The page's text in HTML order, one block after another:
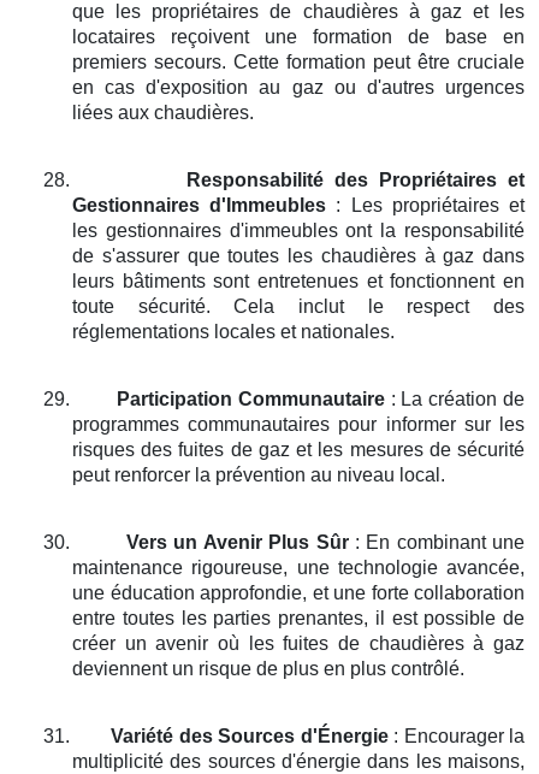
que les propriétaires de chaudières à gaz et les
locataires reçoivent une formation de base en
premiers secours. Cette formation peut être cruciale
en cas d'exposition au gaz ou d'autres urgences
liées aux chaudières.
28.
Responsabilité des Propriétaires et
Gestionnaires d'Immeubles : Les propriétaires et
les gestionnaires d'immeubles ont la responsabilité
de s'assurer que toutes les chaudières à gaz dans
leurs bâtiments sont entretenues et fonctionnent en
toute sécurité. Cela inclut le respect des
réglementations locales et nationales.
29. Participation Communautaire: La création de
programmes communautaires pour informer sur les
risques des fuites de gaz et les mesures de sécurité
peut renforcer la prévention au niveau local.
30. Vers un Avenir Plus Sûr: En combinant une
maintenance rigoureuse, une technologie avancée,
une éducation approfondie, et une forte collaboration
entre toutes les parties prenantes, il est possible de
créer un avenir où les fuites de chaudières à gaz
deviennent un risque de plus en plus contrôlé.
31. Variété des Sources d'Énergie: Encourager la
multiplicité des sources d'énergie dans les maisons,